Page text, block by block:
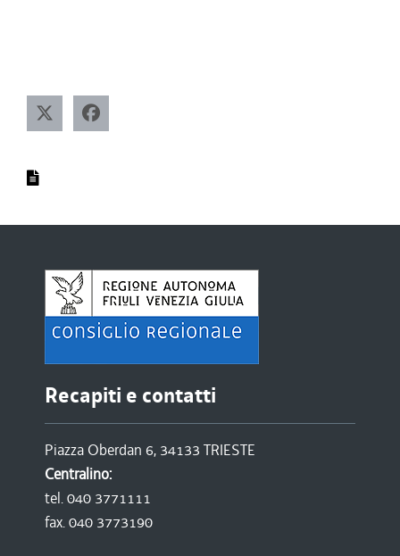
Recapiti e contatti
Piazza Oberdan 6, 34133 TRIESTE
Centralino:
tel. 040 3771111
fax. 040 3773190